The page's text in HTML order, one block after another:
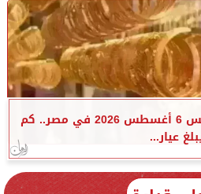
أسعار الذهب اليوم الخميس 6 أغسطس 2026 في مصر.. كم
عيار...